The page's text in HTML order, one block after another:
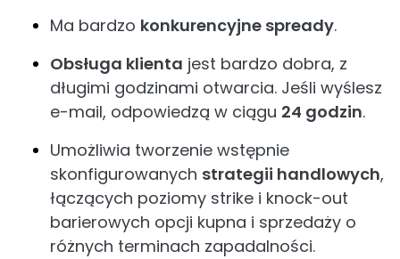
Ma bardzo konkurencyjne spready.
Obsługa klienta jest bardzo dobra, z
długimi godzinami otwarcia. Jeśli wyślesz
e-mail, odpowiedzą w ciągu 24 godzin.
Umożliwia tworzenie wstępnie
skonfigurowanych strategii handlowych,
łączących poziomy strike i knock-out
barierowych opcji kupna i sprzedaży o
różnych terminach zapadalności.